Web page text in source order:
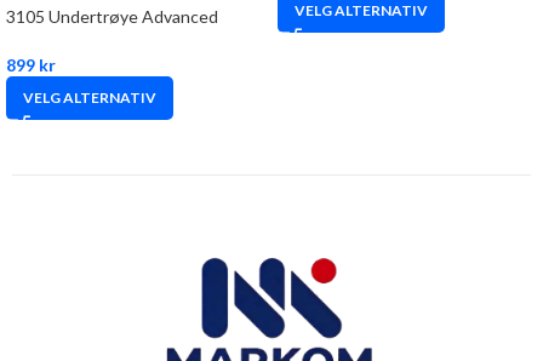
3105 Undertrøye Advanced
899 kr
VELG ALTERNATIV
VELG ALTERNATIV